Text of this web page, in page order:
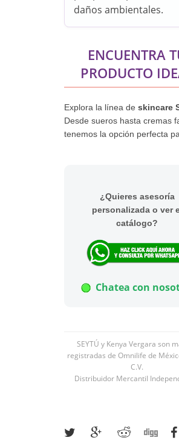
daños ambientales.
ENCUENTRA
PRODUCTO
Explora la línea de skincare
Desde sueros hasta cremas
tenemos la opción perfecta
¿Quieres asesoría
personalizada o ver
catálogo?
Chatea con
SEYTÚ y Kenya Vergara son
registradas de Omnilife de
C.V.
Distribuidor Mercantil